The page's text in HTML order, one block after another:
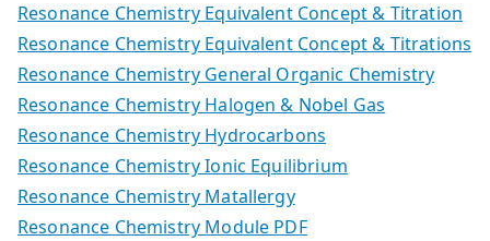
Resonance Chemistry Equivalent Concept & Titration
Resonance Chemistry Equivalent Concept & Titrations
Resonance Chemistry General Organic Chemistry
Resonance Chemistry Halogen & Nobel Gas
Resonance Chemistry Hydrocarbons
Resonance Chemistry Ionic Equilibrium
Resonance Chemistry Matallergy
Resonance Chemistry Module PDF